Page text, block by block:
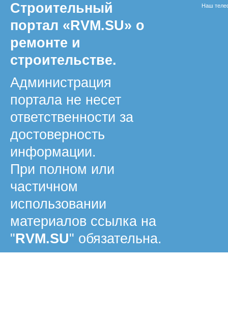
Строительный
портал «RVM.SU» о
ремонте и
строительстве.
Администрация
портала не несет
ответственности за
достоверность
информации.
При полном или
частичном
использовании
материалов ссылка на
"RVM.SU" обязательна.
Наш